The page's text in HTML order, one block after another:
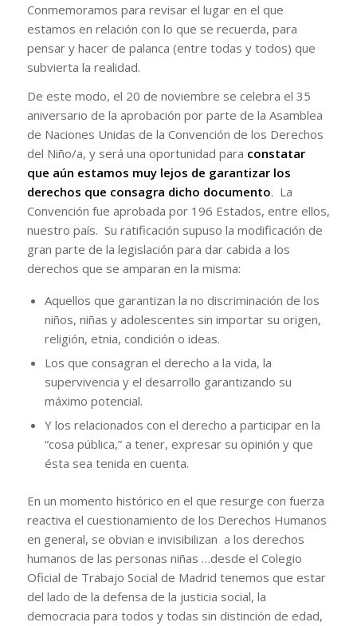
Conmemoramos para revisar el lugar en el que
estamos en relación con lo que se recuerda, para
pensar y hacer de palanca (entre todas y todos) que
subvierta la realidad.
De este modo, el 20 de noviembre se celebra el 35
aniversario de la aprobación por parte de la Asamblea
de Naciones Unidas de la Convención de los Derechos
del Niño/a, y será una oportunidad para constatar
que aún estamos muy lejos de garantizar los
derechos que consagra dicho documento. La
Convención fue aprobada por 196 Estados, entre ellos,
nuestro país. Su ratificación supuso la modificación de
gran parte de la legislación para dar cabida a los
derechos que se amparan en la misma:
Aquellos que garantizan la no discriminación de los
niños, niñas y adolescentes sin importar su origen,
religión, etnia, condición o ideas.
Los que consagran el derecho a la vida, la
supervivencia y el desarrollo garantizando su
máximo potencial.
Y los relacionados con el derecho a participar en la
“cosa pública,” a tener, expresar su opinión y que
ésta sea tenida en cuenta.
En un momento histórico en el que resurge con fuerza
reactiva el cuestionamiento de los Derechos Humanos
en general, se obvian e invisibilizan a los derechos
humanos de las personas niñas …desde el Colegio
Oficial de Trabajo Social de Madrid tenemos que estar
del lado de la defensa de la justicia social, la
democracia para todos y todas sin distinción de edad,